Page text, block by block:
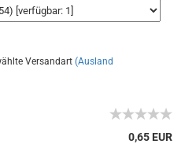
Versandart (Ausland
0,65 EUR